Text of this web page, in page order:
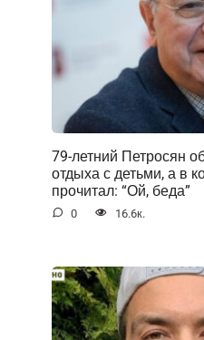
79-летний Петросян
отдыха с детьми, а в
прочитал: “Ой, беда”
0 16.6к.